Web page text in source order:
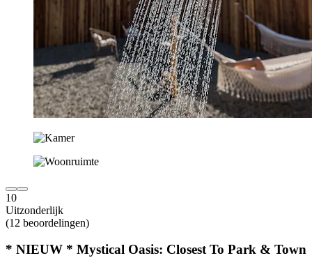
10
Uitzonderlijk
(12 beoordelingen)
* NIEUW * Mystical Oasis: Closest To Park & Town